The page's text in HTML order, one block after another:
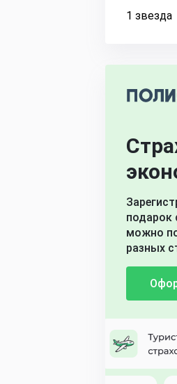
1 звезда
подарок
можно
разных